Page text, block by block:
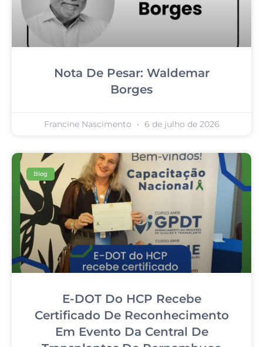
Nota De Pesar: Waldemar
Borges
Francine Nascimento 6 de julho de 2026
Blog
E-DOT Do HCP Recebe
Certificado De Reconhecimento
Em Evento Da Central De